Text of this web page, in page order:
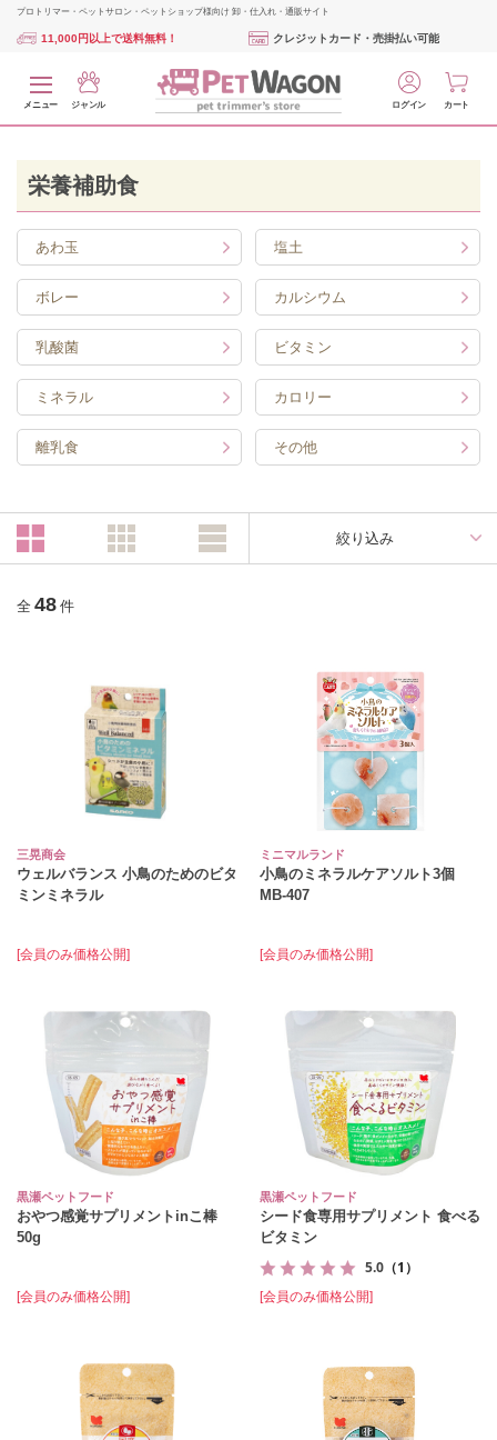
プロトリマー・ペットサロン・ペットショップ様向け 卸・仕入れ・通販サイト
11,000円以上で送料無料！ クレジットカード・売掛払い可能
メニュー ジャンル ログイン カート
栄養補助食
あわ玉 塩土
ボレー カルシウム
乳酸菌 ビタミン
ミネラル カロリー
離乳食 その他
絞り込み
全 48 件
三晃商会
ウェルバランス 小鳥のためのビタ
ミンミネラル
[会員のみ価格公開]
ミニマルランド
小鳥のミネラルケアソルト3個
MB‐407
[会員のみ価格公開]
黒瀬ペットフード
おやつ感覚サプリメントinこ棒
50g
[会員のみ価格公開]
黒瀬ペットフード
シード食専用サプリメント 食べる
ビタミン
5.0 （1）
[会員のみ価格公開]